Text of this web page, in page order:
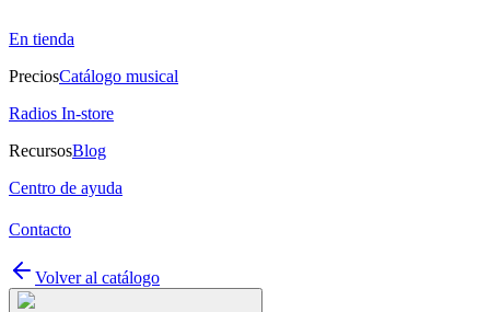
En tienda
PreciosCatálogo musical
Radios In-store
RecursosBlog
Centro de ayuda
Contacto
Volver al catálogo